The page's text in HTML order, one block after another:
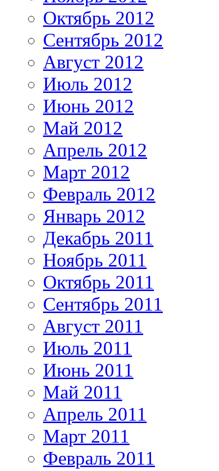
Октябрь 2012
Сентябрь 2012
Август 2012
Июль 2012
Июнь 2012
Май 2012
Апрель 2012
Март 2012
Февраль 2012
Январь 2012
Декабрь 2011
Ноябрь 2011
Октябрь 2011
Сентябрь 2011
Август 2011
Июль 2011
Июнь 2011
Май 2011
Апрель 2011
Март 2011
Февраль 2011